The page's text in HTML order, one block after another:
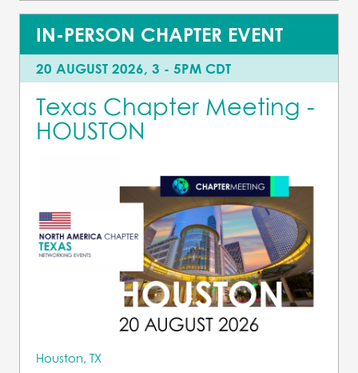
IN-PERSON CHAPTER EVENT
20 AUGUST 2026, 3 - 5PM CDT
Texas Chapter Meeting -
HOUSTON
Houston, TX